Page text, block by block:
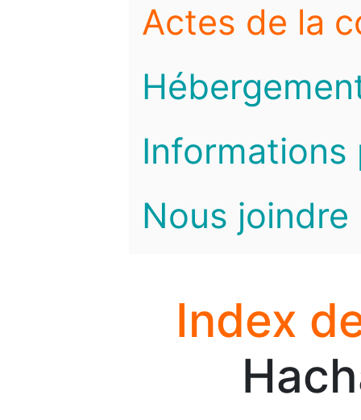
Actes de la
Informations
Nous joindre
Index